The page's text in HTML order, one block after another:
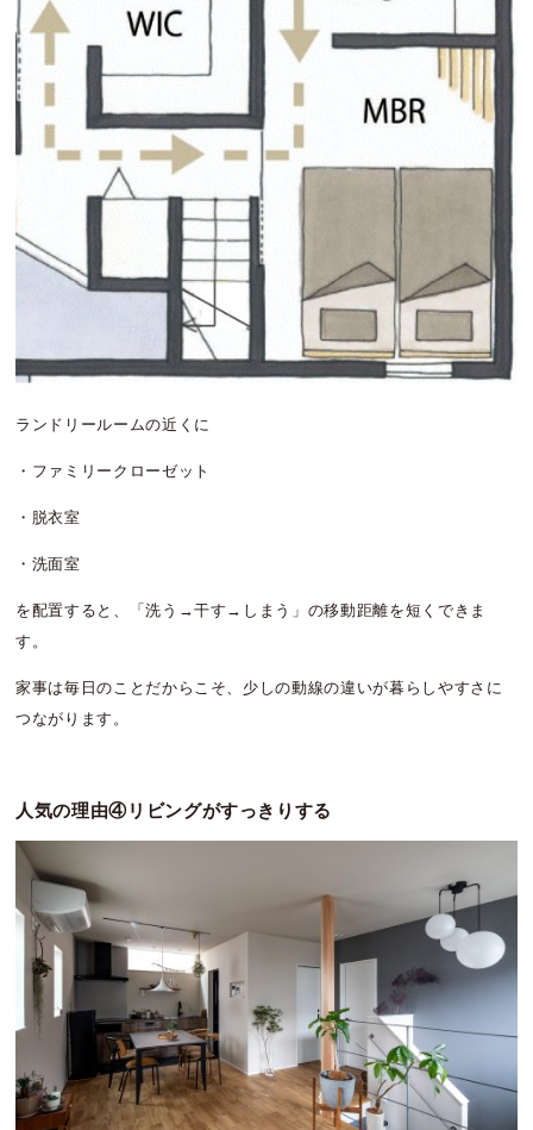
ランドリールームの近くに
・ファミリークローゼット
・脱衣室
・洗面室
を配置すると、「洗う→干す→しまう」の移動距離を短くできま
す。
家事は毎日のことだからこそ、少しの動線の違いが暮らしやすさに
つながります。
人気の理由④リビングがすっきりする